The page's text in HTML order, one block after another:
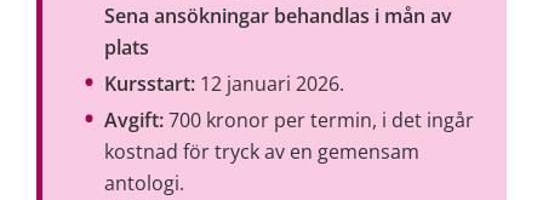
Sena ansökningar behandlas i mån av
plats
Kursstart: 12 januari 2026.
Avgift: 700 kronor per termin, i det ingår
kostnad för tryck av en gemensam
antologi.